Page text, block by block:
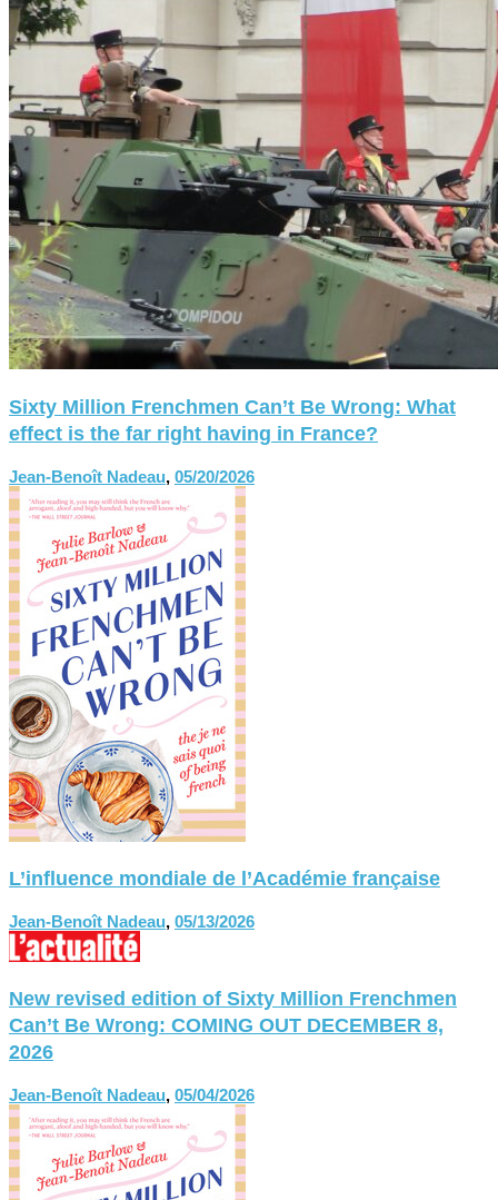
Sixty Million Frenchmen Can’t Be Wrong: What
effect is the far right having in France?
Jean-Benoît Nadeau, 05/20/2026
L’influence mondiale de l’Académie française
Jean-Benoît Nadeau, 05/13/2026
New revised edition of Sixty Million Frenchmen
Can’t Be Wrong: COMING OUT DECEMBER 8,
2026
Jean-Benoît Nadeau, 05/04/2026